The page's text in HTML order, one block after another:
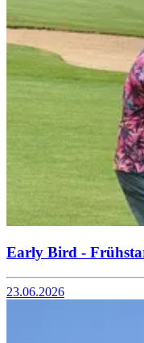
Early Bird -
23.06.2026